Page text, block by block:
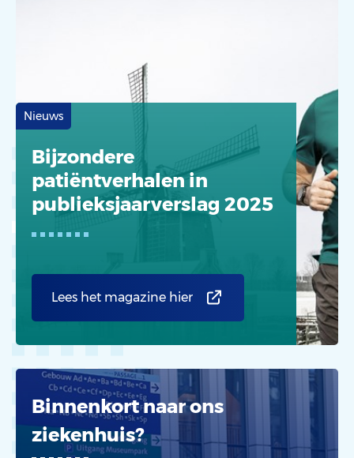
Nieuws
Bijzondere
patiëntverhalen in
publieks­jaarverslag 2025
Lees het magazine hier
Binnenkort naar ons
ziekenhuis?